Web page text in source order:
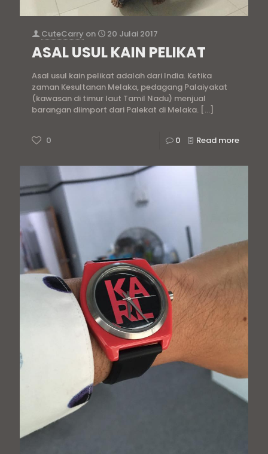
CuteCarry on 20 Julai 2017
ASAL USUL KAIN PELIKAT
Asal usul kain pelikat adalah dari India. Ketika
zaman Kesultanan Melaka, pedagang Palaiyakat
(kawasan di timur laut Tamil Nadu) menjual
barangan diimport dari Palekat di Melaka. […]
0 0 Read more